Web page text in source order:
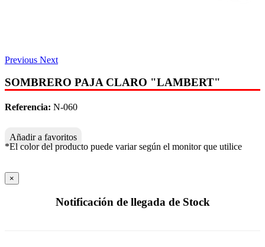
Previous Next
SOMBRERO PAJA CLARO "LAMBERT"
Referencia: N-060
Añadir a favoritos
*El color del producto puede variar según el monitor que utilice
×
Notificación de llegada de Stock